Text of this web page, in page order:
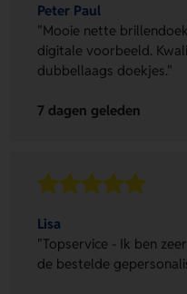
Peter Paul
"Mooie nette
digitale voorbeeld.
dubbellaags doekjes."
7 dagen geleden
Lisa
"Topservice - Ik ben
de bestelde